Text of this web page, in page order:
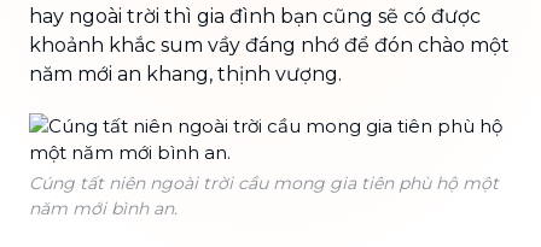
hay ngoài trời thì gia đình bạn cũng sẽ có được
khoảnh khắc sum vầy đáng nhớ để đón chào một
năm mới an khang, thịnh vượng.
Cúng tất niên ngoài trời cầu mong gia tiên phù hộ một
năm mới bình an.